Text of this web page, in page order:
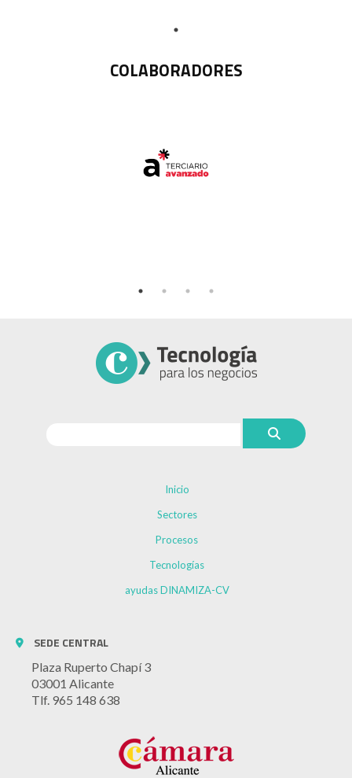
COLABORADORES
Inicio
Sectores
Procesos
Tecnologías
ayudas DINAMIZA-CV
SEDE CENTRAL
Plaza Ruperto Chapí 3
03001 Alicante
Tlf. 965 148 638